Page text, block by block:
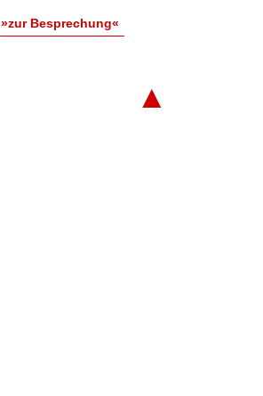
»zur Besprechung«
▲